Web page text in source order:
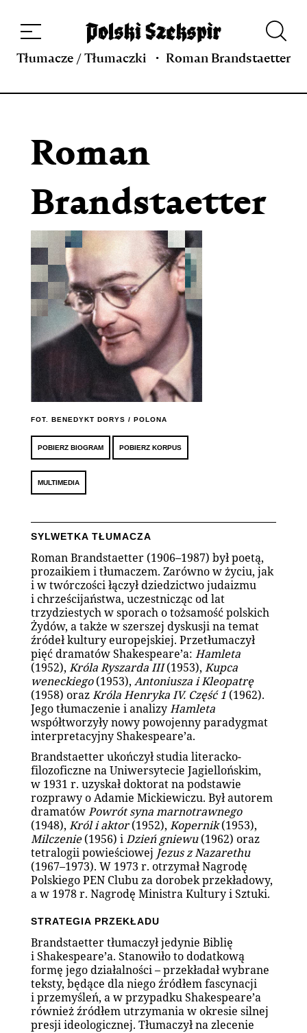
projekcie
Kontakt Indeks strony Aplikacja
Repozytorium XIX w.
Tłumacze / Tłumaczki Roman Brandstaetter
Roman
Brandstaetter
FOT. BENEDYKT DORYS / POLONA
POBIERZ BIOGRAM POBIERZ KORPUS
MULTIMEDIA
SYLWETKA TŁUMACZA
Roman Brandstaetter (1906–1987) był poetą,
prozaikiem i tłumaczem. Zarówno w życiu, jak
i w twórczości łączył dziedzictwo judaizmu
i chrześcijaństwa, uczestnicząc od lat
trzydziestych w sporach o tożsamość polskich
Żydów, a także w szerszej dyskusji na temat
źródeł kultury europejskiej. Przetłumaczył
pięć dramatów Shakespeare’a: Hamleta
(1952), Króla Ryszarda III(1953), Kupca
weneckiego(1953), Antoniusza i Kleopatrę
(1958) orazKróla Henryka IV. Część 1(1962).
Jego tłumaczenie i analizyHamleta
współtworzyły nowy powojenny paradygmat
interpretacyjny Shakespeare’a.
Brandstaetter ukończył studia literacko-
filozoficzne na Uniwersytecie Jagiellońskim,
w 1931 r. uzyskał doktorat na podstawie
rozprawy o Adamie Mickiewiczu. Był autorem
dramatówPowrót syna marnotrawnego
(1948), Król i aktor(1952), Kopernik(1953),
Milczenie(1956) iDzień gniewu(1962) oraz
tetralogii powieściowej Jezus z Nazarethu
(1967–1973). W 1973 r. otrzymał Nagrodę
Polskiego PEN Clubu za dorobek przekładowy,
a w 1978 r. Nagrodę Ministra Kultury i Sztuki.
STRATEGIA PRZEKŁADU
Brandstaetter tłumaczył jedynie Biblię
i Shakespeare’a. Stanowiło to dodatkową
formę jego działalności – przekładał wybrane
teksty, będące dla niego źródłem fascynacji
i przemyśleń, a w przypadku Shakespeare’a
również źródłem utrzymania w okresie silnej
presji ideologicznej. Tłumaczył na zlecenie